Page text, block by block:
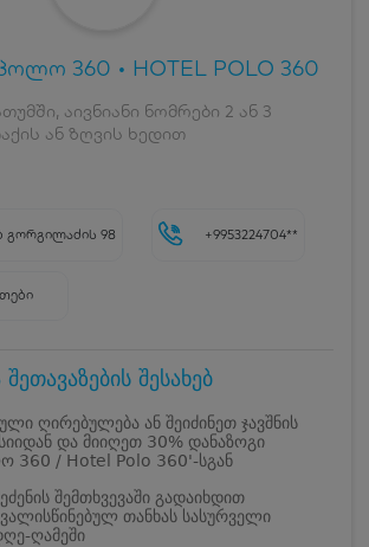
360 • HOTEL POLO 360
აივნიანი ნომრები 2 ან 3
ან ზღვის ხედით
გორგილაძის 98 +9953224704**
შესახებ
ღირებულება ან შეიძინეთ ჯავშნის
და მიიღეთ 30% დანაზოგი
360 / Hotel Polo 360'-სგან
შემთხვევაში გადაიხდით
თანხას სასურველი
ღამეში